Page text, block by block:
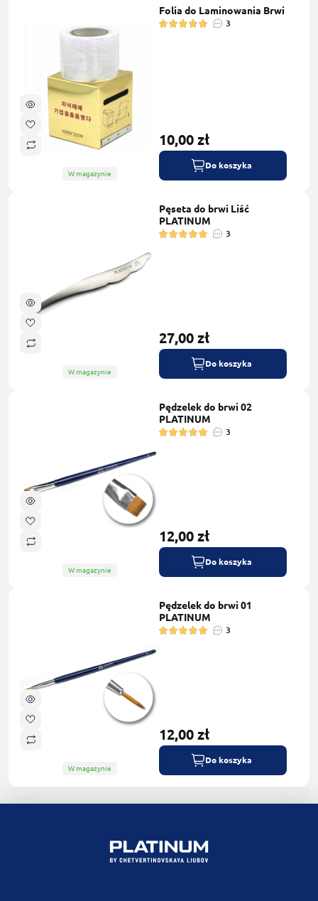
W magazynie
Folia do Laminowania Brwi
3
10,00 zł
Do koszyka
W magazynie
Pęseta do brwi Liść
PLATINUM
3
27,00 zł
Do koszyka
W magazynie
Pędzelek do brwi 02
PLATINUM
3
12,00 zł
Do koszyka
W magazynie
Pędzelek do brwi 01
PLATINUM
3
12,00 zł
Do koszyka